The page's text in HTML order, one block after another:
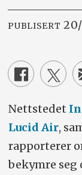
PUBLISERT
Nettstedet
Lucid Air,
rapporterer
bekymre seg